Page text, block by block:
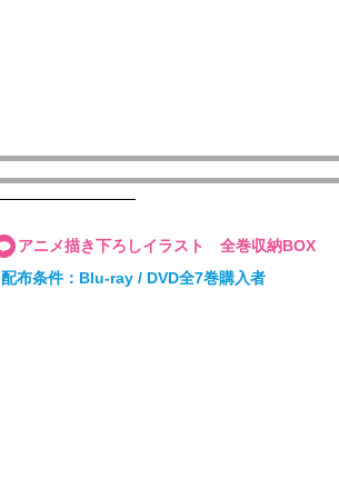
アニメ描き下ろしイラスト 全巻収納BOX
配布条件：Blu-ray / DVD全7巻購入者